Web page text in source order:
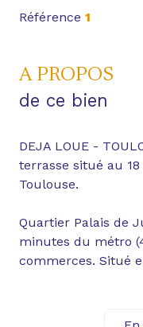
Référence 1
A PROPOS
de ce bien
DEJA LOUE -
terrasse situé au
Toulouse.
Quartier Palais de
minutes du métro
commerces. Situé